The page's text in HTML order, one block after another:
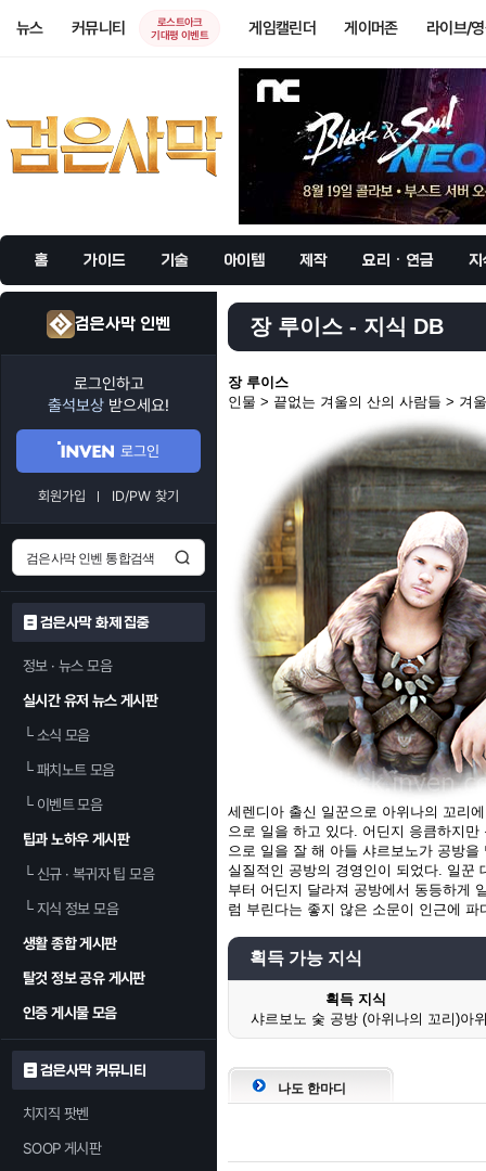
뉴스 커뮤니티
로스트아크
기대평 이벤트
게임캘린더 게이머존 라이브/
홈 가이드 기술 아이템 제작 요리 · 연금 지
검은사막 인벤
로그인하고
출석보상 받으세요!
로그인
회원가입 ID/PW 찾기
검은사막 화제 집중
정보 · 뉴스 모음
실시간 유저 뉴스 게시판
└소식 모음
└패치노트 모음
└이벤트 모음
팁과 노하우 게시판
└신규 · 복귀자 팁 모음
└지식 정보 모음
생활 종합 게시판
탈것 정보 공유 게시판
인증 게시물 모음
검은사막 커뮤니티
치지직 팟벤
SOOP 게시판
장 루이스 - 지식 DB
장 루이스
인물 > 끝없는 겨울의 산의 사람들 > 겨
세렌디아 출신 일꾼으로 아위나의 꼬리
으로 일을 하고 있다. 어딘지 응큼하지
으로 일을 잘 해 아들 샤르보노가 공방
실질적인 공방의 경영인이 되었다. 일꾼
부터 어딘지 달라져 공방에서 동등하게
럼 부린다는 좋지 않은 소문이 인근에 파
획득 가능 지식
획득 지식
샤르보노 숯 공방 (아위나의 꼬리)아
나도 한마디